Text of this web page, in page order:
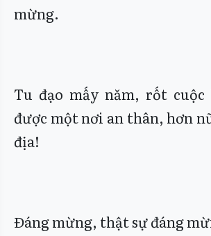
mừng.
Tu đạo mấy năm, rốt cuộc
được một nơi an thân, hơn
địa!
Đáng mừng, thật sự đáng